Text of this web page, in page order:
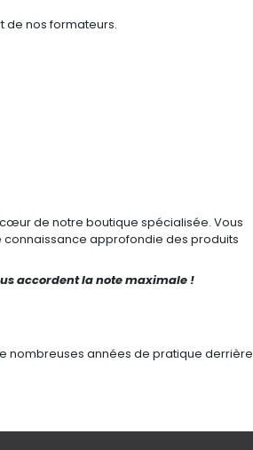
de nos formateurs.
de notre boutique spécialisée. Vous
approfondie des produits
accordent la note maximale !
nombreuses années de pratique derrière